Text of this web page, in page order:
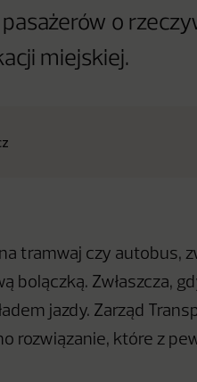
o
miejskiej.
tramwaj czy autobus,
bolączką. Zwłaszcza,
jazdy. Zarząd
rozwiązanie, które z